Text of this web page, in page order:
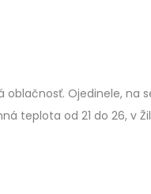
Ojedinele, na
teplota od 21 do 26, v